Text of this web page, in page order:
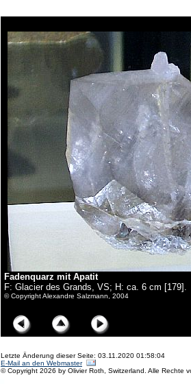
Fadenquarz mit Apatit
F: Glacier des Grands, VS; H: ca. 6 cm [179].
© Copyright Alexandre Salzmann, 2004
Letzte Änderung dieser Seite: 03.11.2020 01:58:04
E-Mail an den Webmaster
© Copyright 2026 by Olivier Roth, Switzerland. Alle Rechte